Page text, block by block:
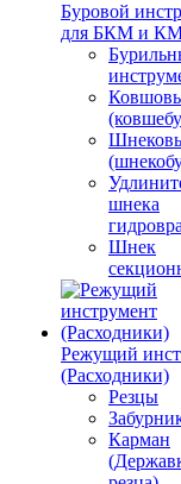
Буровой
для БКМ и
шнека
Шнек
Режущий
(Расходники)
Резцы
Карман